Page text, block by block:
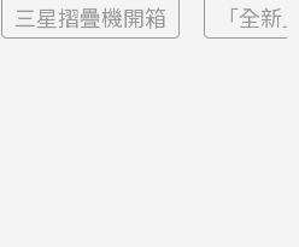
三星摺疊機開箱 「全新